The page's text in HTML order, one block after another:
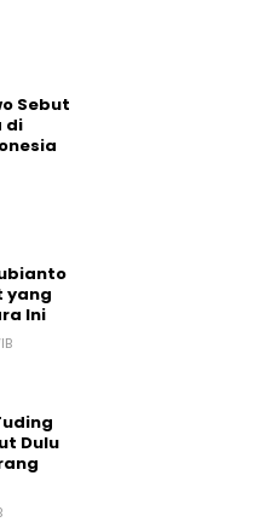
Sebut
di
yang
Ini
Dulu